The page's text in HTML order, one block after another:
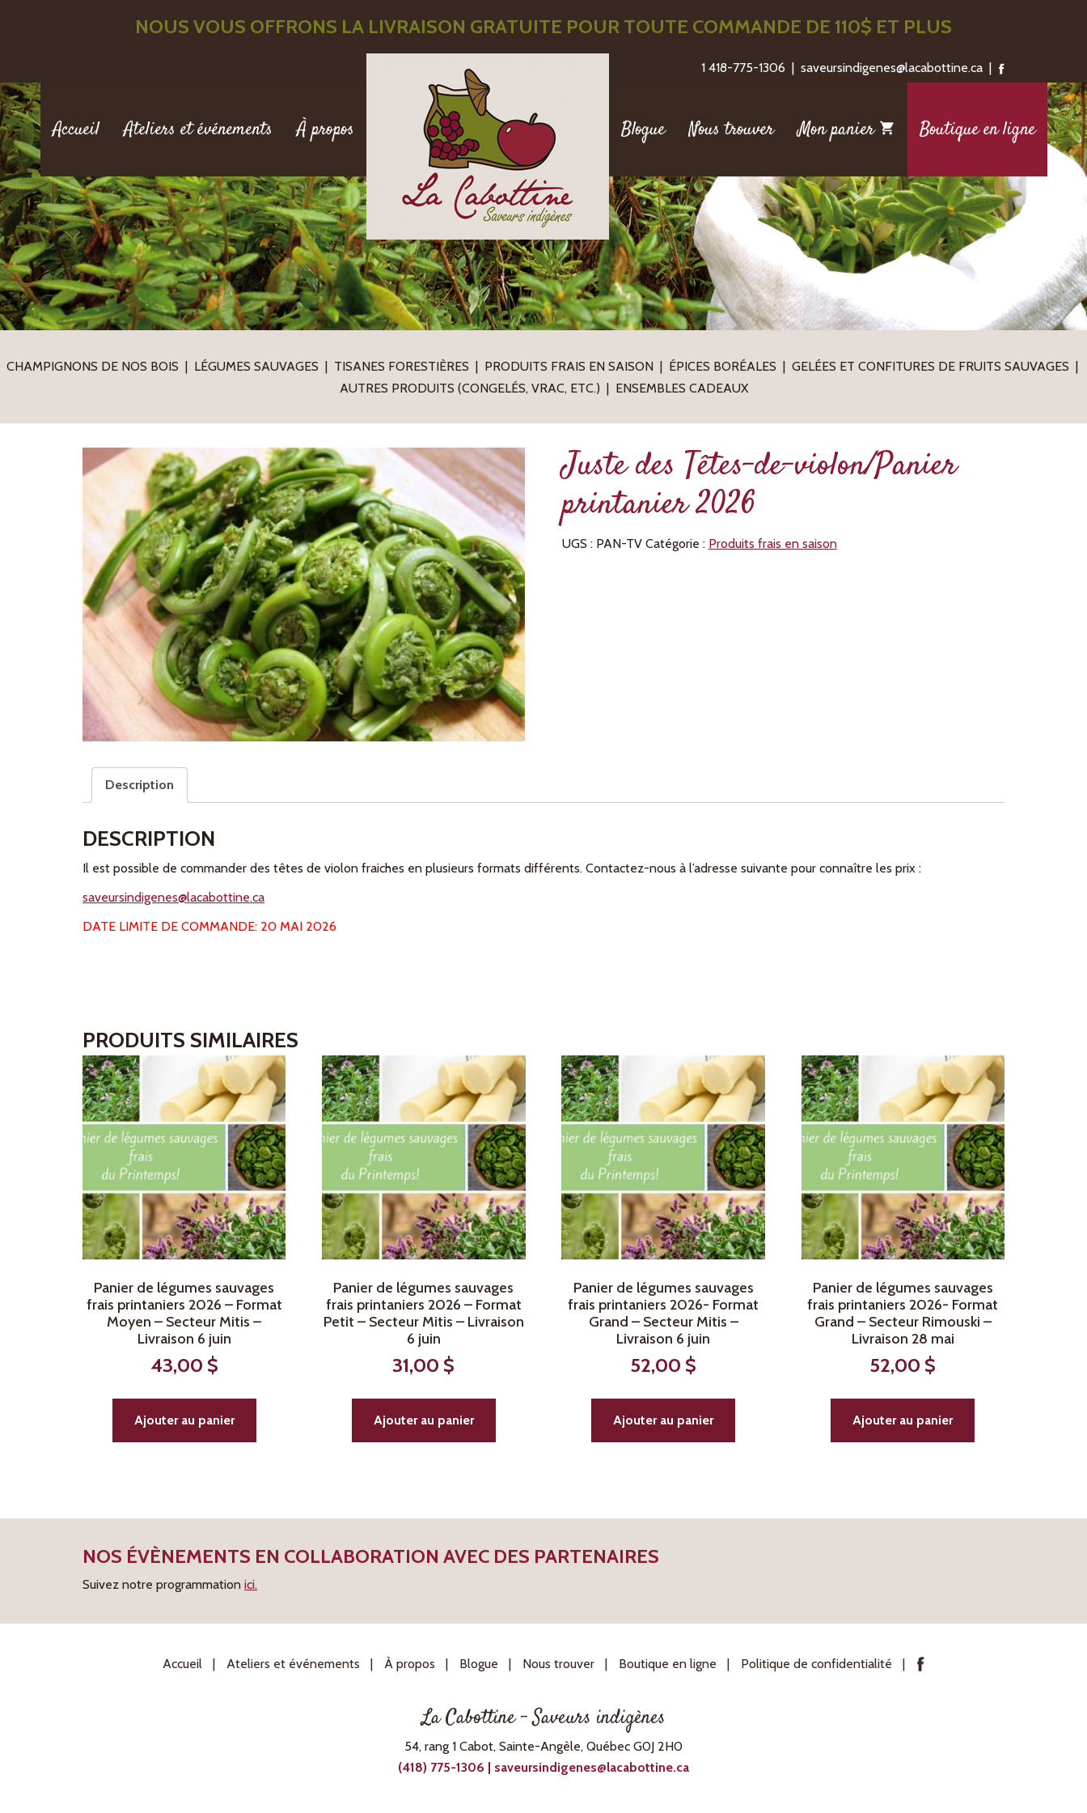
NOUS VOUS OFFRONS LA LIVRAISON GRATUITE POUR TOUTE COMMANDE DE 110$ ET PLUS
1 418-775-1306 | saveursindigenes@lacabottine.ca |
Accueil Ateliers et événements À propos Blogue Nous trouver Mon panier Boutique en ligne
CHAMPIGNONS DE NOS BOIS LÉGUMES SAUVAGES TISANES FORESTIÈRES PRODUITS FRAIS EN SAISON ÉPICES BORÉALES
GELÉES ET CONFITURES DE FRUITS SAUVAGES
AUTRES PRODUITS (CONGELÉS, VRAC, ETC.)
ENSEMBLES CADEAUX
Juste des Têtes-de-violon/Panier
printanier 2026
UGS : PAN-TV Catégorie : Produits frais en saison
Description
DESCRIPTION
Il est possible de commander des têtes de violon fraiches en plusieurs formats différents. Contactez-nous à l’adresse suivante pour connaître les prix :
saveursindigenes@lacabottine.ca
DATE LIMITE DE COMMANDE: 20 MAI 2026
PRODUITS SIMILAIRES
Panier de légumes sauvages
frais printaniers 2026 – Format
Moyen – Secteur Mitis –
Livraison 6 juin
43,00 $
Ajouter au panier
Panier de légumes sauvages
frais printaniers 2026 – Format
Petit – Secteur Mitis – Livraison
6 juin
31,00 $
Ajouter au panier
Panier de légumes sauvages
frais printaniers 2026- Format
Grand – Secteur Mitis –
Livraison 6 juin
52,00 $
Ajouter au panier
Panier de légumes sauvages
frais printaniers 2026- Format
Grand – Secteur Rimouski –
Livraison 28 mai
52,00 $
Ajouter au panier
NOS ÉVÈNEMENTS EN COLLABORATION AVEC DES PARTENAIRES
Suivez notre programmation ici.
Accueil Ateliers et événements À propos Blogue Nous trouver Boutique en ligne Politique de confidentialité
La Cabottine – Saveurs indigènes
54, rang 1 Cabot, Sainte-Angèle, Québec G0J 2H0
(418) 775-1306 | saveursindigenes@lacabottine.ca